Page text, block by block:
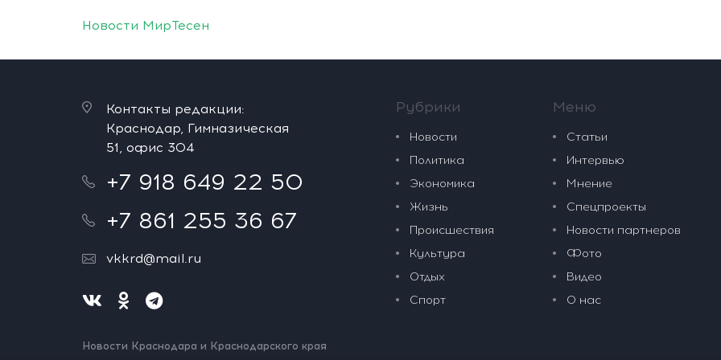
Новости МирТесен
Контакты редакции:
Краснодар, Гимназическая
51, офис 304
+7 918 649 22 50
+7 861 255 36 67
vkkrd@mail.ru
Новости Краснодара и Краснодарского края
Рубрики
Новости
Политика
Экономика
Жизнь
Происшествия
Культура
Отдых
Спорт
Меню
Статьи
Интервью
Мнение
Спецпроекты
Новости партнеров
Фото
Видео
О нас